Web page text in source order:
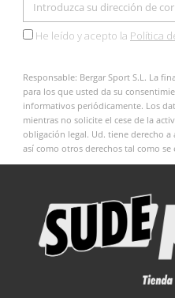
He leído y acepto la Política
Responsable: Bergar Sport S.L. La
para los que usted da su
informativos periódicamente. Los
mientras no solicite el cese de la
obligación legal. Ud. tiene derecho a
así como otros derechos tal como se